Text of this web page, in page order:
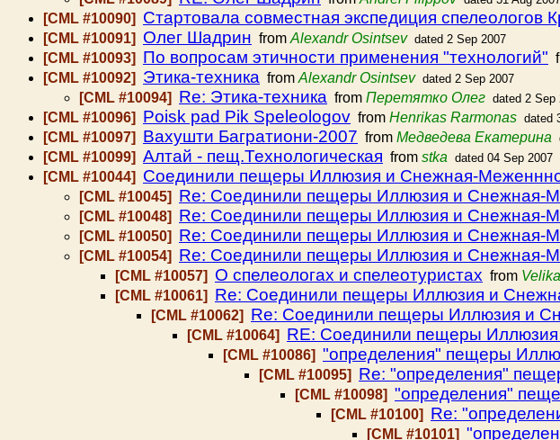
[CML #10090] Стартовала совместная экспедиция спелеологов
[CML #10091] Олег Шадрин from Alexandr Osintsev dated 2 Sep 2007
[CML #10093] По вопросам этичности применения "технологий"
[CML #10092] Этика-техника from Alexandr Osintsev dated 2 Sep 2007
[CML #10094] Re: Этика-техника from Перетятко Олег dated 2 Sep
[CML #10096] Poisk pad Pik Speleologov from Henrikas Rarmonas dated
[CML #10097] Вахушти Багратиони-2007 from Медведева Екатерина
[CML #10099] Алтай - пещ.Технологическая from stka dated 04 Sep 2007
[CML #10044] Соединили пещеры Иллюзия и Снежная-
[CML #10045] Re: Соединили пещеры Иллюзия и Снежная-
[CML #10048] Re: Соединили пещеры Иллюзия и Снежная-
[CML #10050] Re: Соединили пещеры Иллюзия и Снежная-
[CML #10054] Re: Соединили пещеры Иллюзия и Снежная-
[CML #10057] О спелеологах и спелеотуристах from
[CML #10061] Re: Соединили пещеры Иллюзия и
[CML #10062] Re: Соединили пещеры Иллюзия и
[CML #10064] RE: Соединили пещеры
[CML #10086] "определения" пещеры
[CML #10095] Re: "определения"
[CML #10098] "определения"
[CML #10100] Re:
[CML #10101]